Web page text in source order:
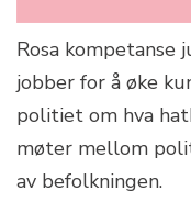
Rosa kompetanse
jobber for å øke
politiet om hva
møter mellom
av befolkningen.